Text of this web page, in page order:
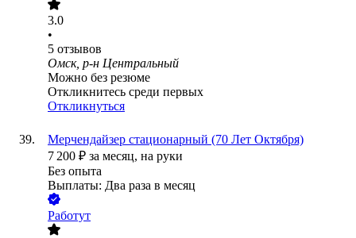
3.0
•
5 отзывов
Омск, р-н Центральный
Можно без резюме
Откликнитесь среди первых
Откликнуться
Мерчендайзер стационарный (70 Лет Октября)
7 200 ₽ за месяц, на руки
Без опыта
Выплаты: Два раза в месяц
Работут